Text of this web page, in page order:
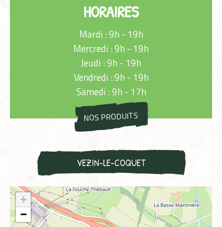
HORAIRES
Mardi : 9h - 19h
Mercredi : 9h - 19h
Jeudi : 9h - 19h
Vendredi : 9h - 19h
Samedi : 9h - 17h
NOS PRODUITS
VEZIN-LE-COQUET
+
−